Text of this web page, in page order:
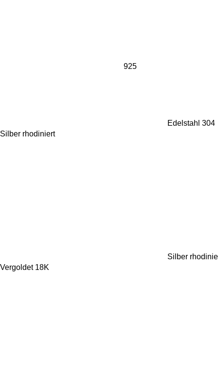
925
Silber rhodiniert
Vergoldet 18K
Edelstahl 304
Silber